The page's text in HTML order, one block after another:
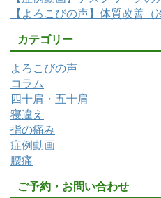
【よろこびの声】体質改善（
カテゴリー
よろこびの声
コラム
四十肩・五十肩
寝違え
指の痛み
症例動画
腰痛
ご予約・お問い合わせ